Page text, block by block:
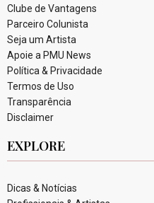
Clube de Vantagens
Parceiro Colunista
Seja um Artista
Apoie a PMU News
Política & Privacidade
Termos de Uso
Transparência
Disclaimer
EXPLORE
Dicas & Notícias